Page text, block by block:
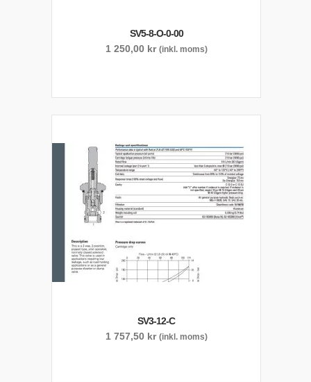
SV5-8-O-0-00
1 250,00 kr (inkl. moms)
SV3-12-C
1 757,50 kr (inkl. moms)